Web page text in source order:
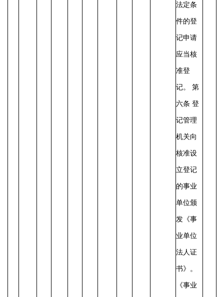
法定条
件的登
记申请
应当核
准登
记。 第
六条 登
记管理
机关向
核准设
立登记
的事业
单位颁
发《事
业单位
法人证
书》。
《事业